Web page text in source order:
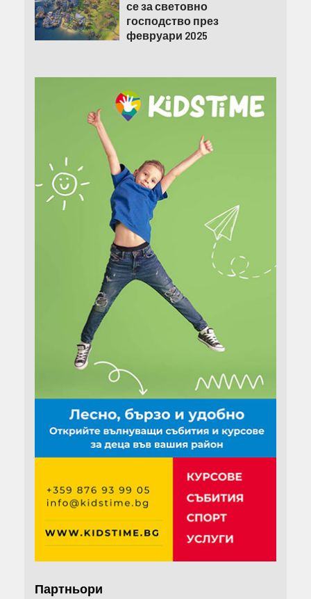
се за световно
господство през
февруари 2025
Партньори